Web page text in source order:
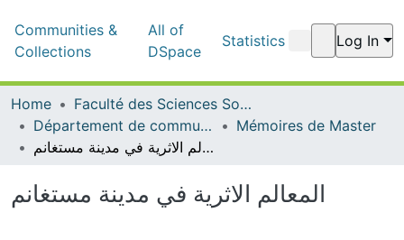
Communities &
Collections
All of
DSpace
Statistics Log In
Home
Faculté des Sciences Sociales
Département de communication
Mémoires de Master
المعالم الاثرية في مدينة مستغانم
المعالم الاثرية في مدينة مستغانم